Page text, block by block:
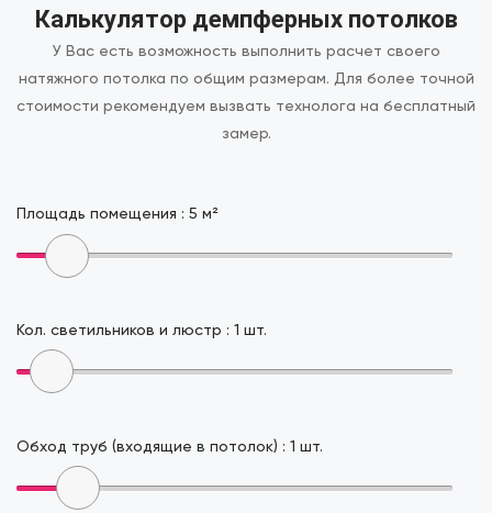
Калькулятор демпферных потолков
У Вас есть возможность выполнить расчет своего
натяжного потолка по общим размерам. Для более точной
стоимости рекомендуем вызвать технолога на бесплатный
замер.
Площадь помещения : 5 м²
Кол. светильников и люстр : 1 шт.
Обход труб (входящие в потолок) : 1 шт.